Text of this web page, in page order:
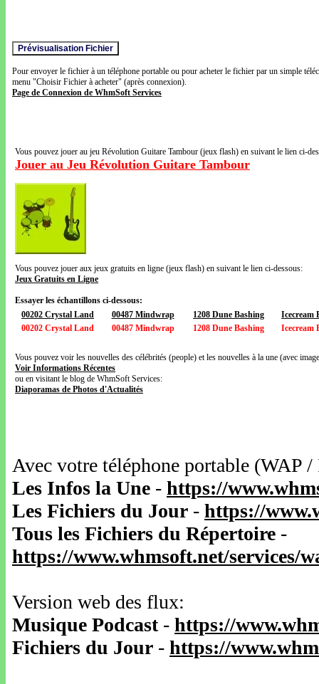
Pour envoyer le fichier à un téléphone portable ou pour acheter le fichier par un simple
menu "Choisir Fichier à acheter" (après connexion).
Page de Connexion de WhmSoft Services
Vous pouvez jouer au jeu Révolution Guitare Tambour (jeux flash) en suivant le lien ci-
Jouer au Jeu Révolution Guitare Tambour
Vous pouvez jouer aux jeux gratuits en ligne (jeux flash) en suivant le lien ci-dessous:
Jeux Gratuits en Ligne
Essayer les échantillons ci-dessous:
00202 Crystal Land
00487 Mindwrap 1208 Dune Bashing
Icecream
00202 Crystal Land
00487 Mindwrap 1208 Dune Bashing Icecream
Vous pouvez voir les nouvelles des célébrités (people) et les nouvelles à la une (avec
Voir Informations Récentes
ou en visitant le blog de WhmSoft Services:
Diaporamas de Photos d'Actualités
Avec votre téléphone portable
Les Infos la Une - https://
Les Fichiers du Jour - https://
Tous les Fichiers du Répertoire -
https://www.whmsoft.net/services/
Version web des flux:
Musique Podcast- https://
Fichiers du Jour - https://